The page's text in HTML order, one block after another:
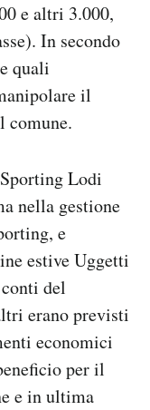
e altri 3.000,
In secondo
quali
il
comune.
Lodi
nella gestione
e
estive Uggetti
del
erano previsti
economici
per il
e in ultima